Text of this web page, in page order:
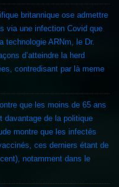
britannique ose admettre
via une infection Covid que
ARNm, le Dr.
d’atteindre la herd
contredisant par là meme
que les moins de 65 ans
davantage de la politique
montre que les infectés
ces derniers étant de
notamment dans le